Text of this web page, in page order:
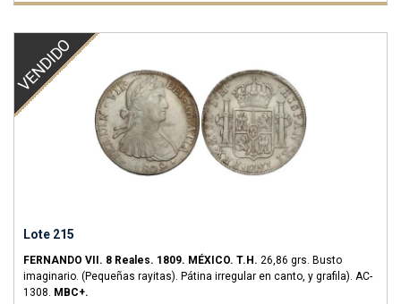
VENDIDO
Lote 215
FERNANDO VII. 8 Reales. 1809. MÉXICO. T.H. 26,86 grs. Busto
imaginario. (Pequeñas rayitas). Pátina irregular en canto, y grafila). AC-
1308. MBC+.